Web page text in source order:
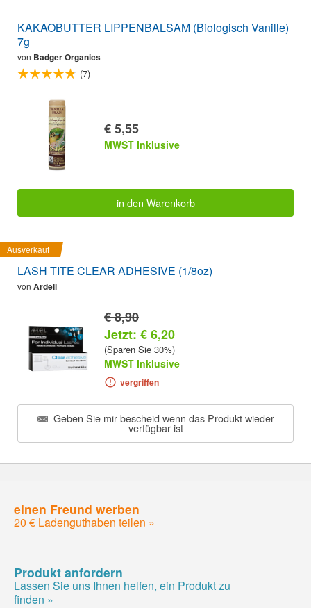
KAKAOBUTTER LIPPENBALSAM (Biologisch Vanille)
7g
von Badger Organics
(7)
€ 5,55
MWST Inklusive
in den Warenkorb
Ausverkauf
LASH TITE CLEAR ADHESIVE (1/8oz)
von Ardell
€ 8,90
Jetzt: € 6,20
(Sparen Sie 30%)
MWST Inklusive
vergriffen
Geben Sie mir bescheid wenn das Produkt wieder
verfügbar ist
einen Freund werben
20 € Ladenguthaben teilen »
Produkt anfordern
Lassen Sie uns Ihnen helfen, ein Produkt zu
finden »